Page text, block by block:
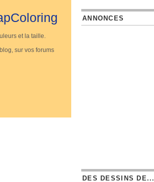
et la taille.
sur vos forums
ANNONCES
DES DESSINS DE...